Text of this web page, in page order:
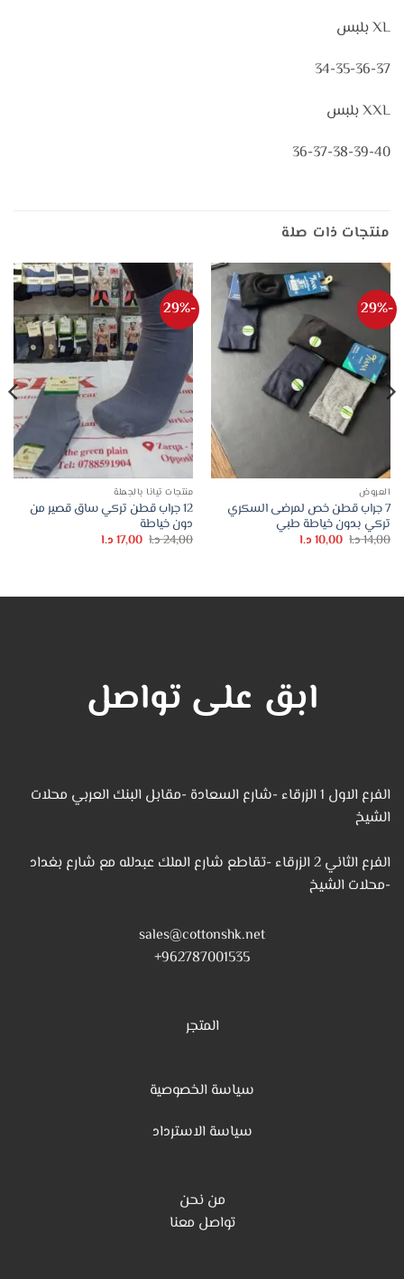
XL بلبس
34-35-36-37
XXL بلبس
36-37-38-39-40
منتجات ذات صلة
-29%
العروض
7 جراب قطن خص لمرضى السكري
تركي بدون خياطة طبي
14,00د.ا السعر
الأصلي
10,00د.االسعر
-29%
منتجات تيانا بالجملة
12 جراب قطن تركي ساق قصير من
دون خياطة
24,00د.ا السعر
الأصلي
17,00د.االسعر
ابق على تواصل
الفرع الاول 1 الزرقاء -شارع السعادة -مقابل البنك العربي محلات
الشيخ
الفرع الثاني 2 الزرقاء -تقاطع شارع الملك عبدلله مع شارع بغداد
-محلات الشيخ
sales@cottonshk.net
962787001535+
المتجر
سياسة الخصوصية
سياسة الاسترداد
من نحن
تواصل معنا